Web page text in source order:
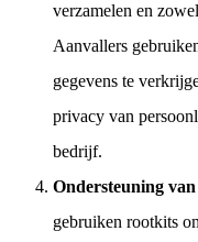
verzamelen en
Aanvallers
gegevens te
privacy van
bedrijf.
Ondersteuning
gebruiken rootkits